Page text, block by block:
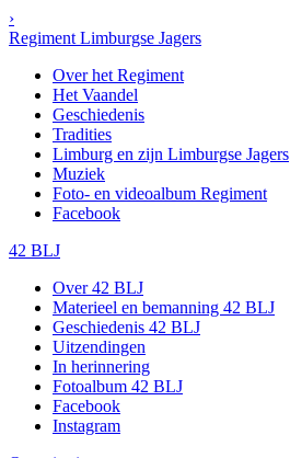
›
Regiment Limburgse Jagers
Over het Regiment
Het Vaandel
Geschiedenis
Tradities
Limburg en zijn Limburgse Jagers
Muziek
Foto- en videoalbum Regiment
Facebook
42 BLJ
Over 42 BLJ
Materieel en bemanning 42 BLJ
Geschiedenis 42 BLJ
Uitzendingen
In herinnering
Fotoalbum 42 BLJ
Facebook
Instagram